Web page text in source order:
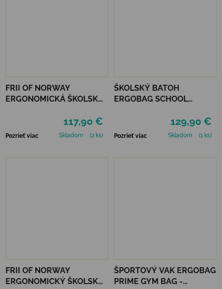
FRII OF NORWAY
ERGONOMICKÁ ŠKOLSKÁ
MERMAID LIGHT BLUE
117,90 €
Pozrieť viac Skladom (2 ks)
ŠKOLSKÝ BATOH
ERGOBAG SCHOOL
FRONT RUNBEAR129,90 €
Pozrieť viac Skladom (1 ks)
FRII OF NORWAY
ERGONOMICKÝ ŠKOLSKÝ
ŠPORTOVÝ VAK ERGOBAG
PRIME GYM BAG -